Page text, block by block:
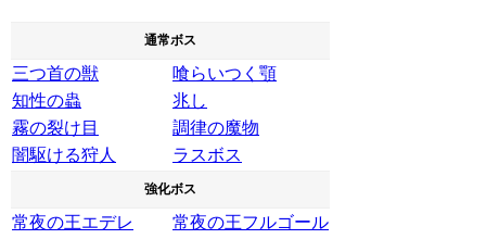
通常ボス
三つ首の獣
喰らいつく顎
知性の蟲
兆し
霧の裂け目
調律の魔物
闇駆ける狩人
ラスボス
強化ボス
常夜の王エデレ
常夜の王フルゴール